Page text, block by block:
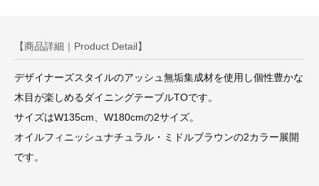
【商品詳細｜Product Detail】
デザイナーズスタイルのアッシュ無垢集成材を使用し個性豊かな
木目が楽しめるダイニングテーブルTOです。
サイズはW135cm、W180cmの2サイズ。
オイルフィニッシュナチュラル・ミドルブラウンの2カラー展開
です。